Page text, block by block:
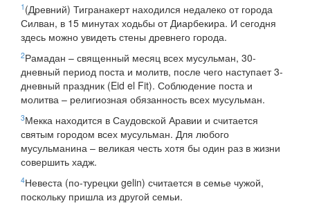
1 (Древний) Тигранакерт находился недалеко от города
Силван, в 15 минутах ходьбы от Диарбекира. И сегодня
здесь можно увидеть стены древнего города.
2Рамадан – священный месяц всех мусульман, 30-
дневный период поста и молитв, после чего наступает 3-
дневный праздник (Eid el Fit). Соблюдение поста и
молитва – религиозная обязанность всех мусульман.
3Мекка находится в Саудовской Аравии и считается
святым городом всех мусульман. Для любого
мусульманина – великая честь хотя бы один раз в жизни
совершить хадж.
4Невеста (по-турецки gelin) считается в семье чужой,
поскольку пришла из другой семьи.